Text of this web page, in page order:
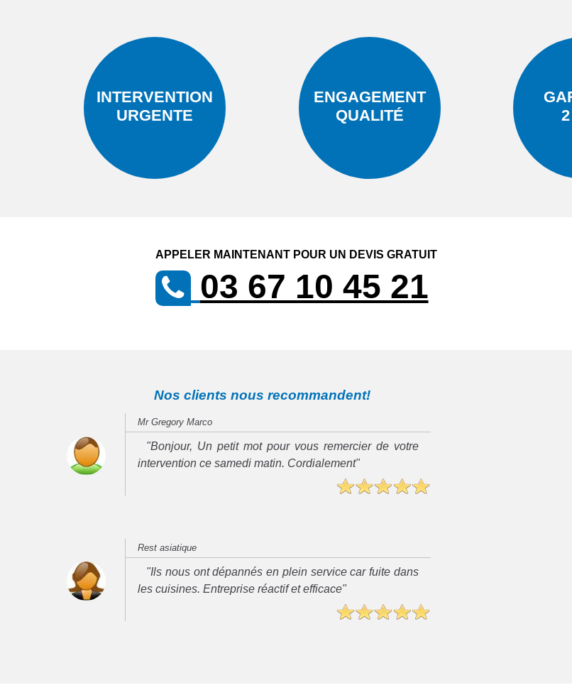
INTERVENTION
URGENTE
ENGAGEMENT
QUALITÉ
APPELER MAINTENANT POUR UN DEVIS GRATUIT
03 67 10 45 21
Nos clients nous recommandent!
Mr Gregory Marco
"Bonjour, Un petit mot pour vous remercier de votre
intervention ce samedi matin. Cordialement"
Rest asiatique
"Ils nous ont dépannés en plein service car fuite dans
les cuisines. Entreprise réactif et efficace"